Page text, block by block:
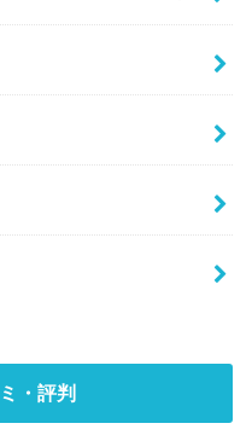
・評判